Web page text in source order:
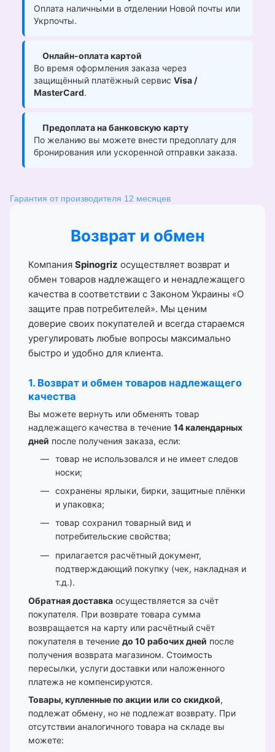
Оплата наличными в отделении Новой почты или
Укрпочты.
Онлайн-оплата картой
Во время оформления заказа через
защищённый платёжный сервис Visa /
MasterCard.
Предоплата на банковскую карту
По желанию вы можете внести предоплату для
бронирования или ускоренной отправки заказа.
Гарантия от производителя 12 месяцев
Возврат и обмен
Компания Spinogriz осуществляет возврат и
обмен товаров надлежащего и ненадлежащего
качества в соответствии с Законом Украины «О
защите прав потребителей». Мы ценим
доверие своих покупателей и всегда стараемся
урегулировать любые вопросы максимально
быстро и удобно для клиента.
1. Возврат и обмен товаров надлежащего
качества
Вы можете вернуть или обменять товар
надлежащего качества в течение 14 календарных
дней после получения заказа, если:
товар не использовался и не имеет следов
носки;
сохранены ярлыки, бирки, защитные плёнки
и упаковка;
товар сохранил товарный вид и
потребительские свойства;
прилагается расчётный документ,
подтверждающий покупку (чек, накладная и
т.д.).
Обратная доставка осуществляется за счёт
покупателя. При возврате товара сумма
возвращается на карту или расчётный счёт
покупателя в течение до 10 рабочих дней после
получения возврата магазином. Стоимость
пересылки, услуги доставки или наложенного
платежа не компенсируются.
Товары, купленные по акции или со скидкой,
подлежат обмену, но не подлежат возврату. При
отсутствии аналогичного товара на складе вы
можете: